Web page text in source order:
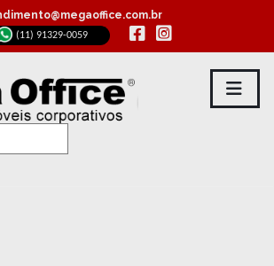
(11) 91329-0059